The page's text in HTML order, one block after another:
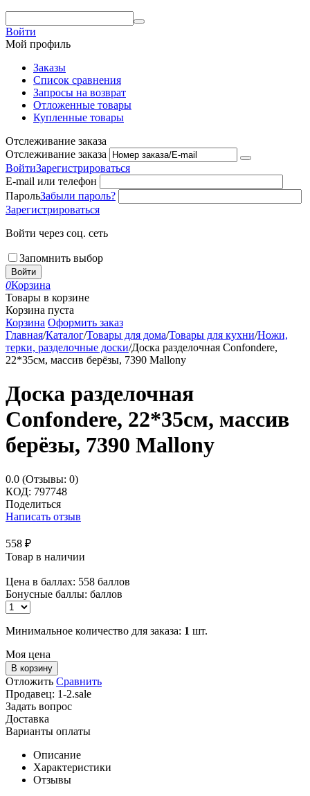
Войти
Мой профиль
Заказы
Список сравнения
Запросы на возврат
Отложенные товары
Купленные товары
Отслеживание заказа
Отслеживание заказа
ВойтиЗарегистрироваться
E-mail или телефон
ПарольЗабыли пароль?
Зарегистрироваться
Войти через соц. сеть
Запомнить выбор
Войти
0Корзина
Товары в корзине
Корзина пуста
Корзина Оформить заказ
Главная/Каталог/Товары для дома/Товары для кухни/Ножи,
терки, разделочные доски/Доска разделочная Сonfondere,
22*35см, массив берёзы, 7390 Mallony
Доска разделочная
Сonfondere, 22*35см, массив
берёзы, 7390 Mallony
0.0 (Отзывы: 0)
КОД: 797748
Поделиться
Написать отзыв
558 ₽
Товар в наличии
Цена в баллах: 558 баллов
Бонусные баллы: баллов
Минимальное количество для заказа: 1 шт.
Моя цена
В корзину
Отложить Сравнить
Продавец: 1-2.sale
Задать вопрос
Доставка
Варианты оплаты
Описание
Характеристики
Отзывы